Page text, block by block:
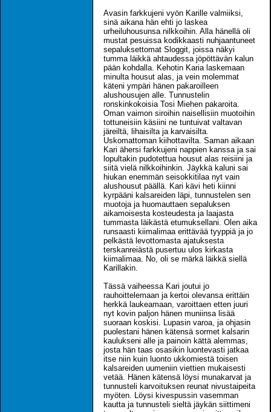
Avasin farkkujeni vyön Karille valmiiksi,
sinä aikana hän ehti jo laskea
urheiluhousunsa nilkkoihin. Alla hänellä oli
mustat pesuissa kodikkaasti nuhjaantuneet
sepaluksettomat Sloggit, joissa näkyi
tumma läikkä ahtaudessa jöpöttävän kalun
pään kohdalla. Kehotin Karia laskemaan
minulta housut alas, ja vein molemmat
käteni ympäri hänen pakaroilleen
alushousujen alle. Tunnustelin
ronskinkokoisia Tosi Miehen pakaroita.
Oman vaimon siroihin naisellisiin muotoihin
tottuneisiin käsiini ne tuntuivat valtavan
järeiltä, lihaisilta ja karvaisilta.
Uskomattoman kiihottavilta. Saman aikaan
Kari ähersi farkkujeni nappien kanssa ja sai
lopultakin pudotettua housut alas reisiini ja
siitä vielä nilkkoihinkin. Jäykkä kaluni sai
hiukan enemmän seisokkitilaa nyt vain
alushousut päällä. Kari kävi heti kiinni
kyrpääni kalsareiden läpi, tunnustelen sen
muotoja ja huomauttaen sepaluksen
aikamoisesta kosteudesta ja laajasta
tummasta läikästä etumuksellani. Olen aika
runsaasti kiimalimaa erittävää tyyppiä ja jo
pelkästä levottomasta ajatuksesta
terskanreiästä pusertuu ulos kirkasta
kiimalimaa. No, oli se märkä läikkä siellä
Karillakin.
Tässä vaiheessa Kari joutui jo
rauhoittelemaan ja kertoi olevansa erittäin
herkkä laukeamaan, varoittaen etten juuri
nyt kovin paljon hänen muniinsa lisää
suoraan koskisi. Lupasin varoa, ja ohjasin
puolestani hänen kätensä sormet kalsarin
kaulukseni alle ja painoin kättä alemmas,
josta hän taas osasikin luontevasti jatkaa
itse niin kuin luonto ukkomiestä toisen
kalsareiden uumeniin viettien mukaisesti
vetää. Hänen kätensä löysi munakarvat ja
tunnusteli karvoituksen reunat nivustaipeita
myöten. Löysi kivespussin vasemman
kautta ja tunnusteli sieltä jäykän siittimeni